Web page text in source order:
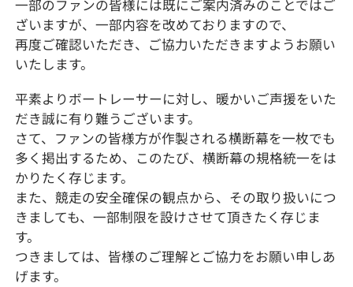
一部のファンの皆様には既にご案内済みのことではご
ざいますが、一部内容を改めておりますので、
再度ご確認いただき、ご協力いただきますようお願い
いたします。
平素よりボートレーサーに対し、暖かいご声援をいた
だき誠に有り難うございます。
さて、ファンの皆様方が作製される横断幕を一枚でも
多く掲出するため、このたび、横断幕の規格統一をは
かりたく存じます。
また、競走の安全確保の観点から、その取り扱いにつ
きましても、一部制限を設けさせて頂きたく存じま
す。
つきましては、皆様のご理解とご協力をお願い申しあ
げます。